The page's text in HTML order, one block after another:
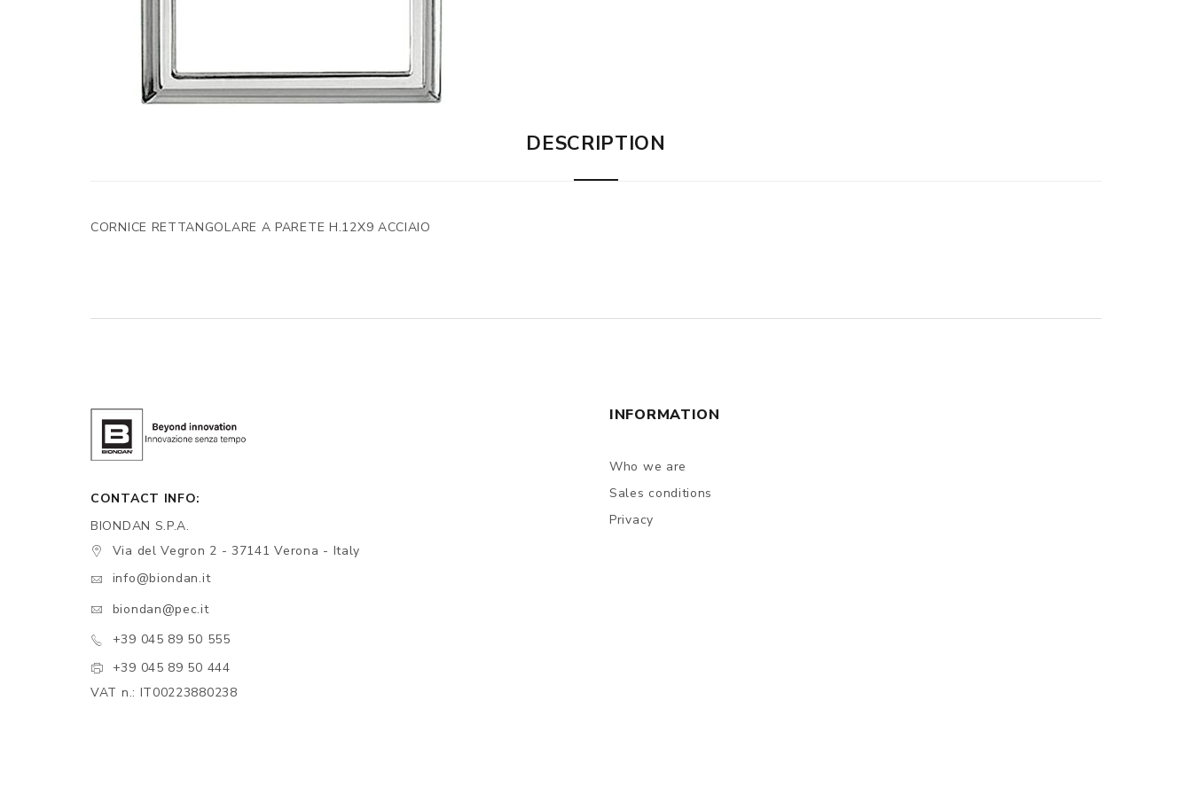
DESCRIPTION
CORNICE RETTANGOLARE A PARETE H.12X9 ACCIAIO
CONTACT INFO:
BIONDAN S.P.A.
Via del Vegron 2 - 37141 Verona - Italy
info@biondan.it
biondan@pec.it
+39 045 89 50 555
+39 045 89 50 444
VAT n.: IT00223880238
INFORMATION
Who we are
Sales conditions
Privacy